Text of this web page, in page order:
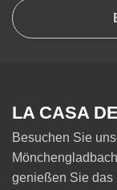
LA CASA
Besuchen Sie
genießen Sie das